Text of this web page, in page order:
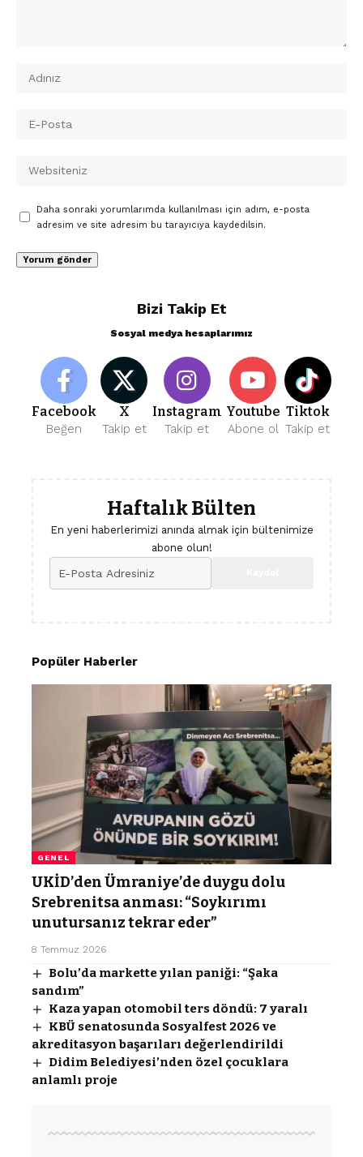
Daha sonraki yorumlarımda kullanılması için adım, e-posta
adresim ve site adresim bu tarayıcıya kaydedilsin.
Bizi Takip Et
Sosyal medya hesaplarımız
Facebook
Beğen
X
Takip et
Instagram
Takip et
Youtube
Abone ol
Tiktok
Takip et
Haftalık Bülten
En yeni haberlerimizi anında almak için bültenimize
abone olun!
Popüler Haberler
GENEL
UKİD’den Ümraniye’de duygu dolu
Srebrenitsa anması: “Soykırımı
unutursanız tekrar eder”
8 Temmuz 2026
Bolu’da markette yılan paniği: “Şaka
sandım”
Kaza yapan otomobil ters döndü: 7 yaralı
KBÜ senatosunda Sosyalfest 2026 ve
akreditasyon başarıları değerlendirildi
Didim Belediyesi’nden özel çocuklara
anlamlı proje